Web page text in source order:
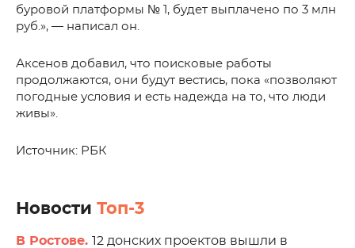
буровой платформы № 1, будет выплачено по 3 млн
руб.», — написал он.
Аксенов добавил, что поисковые работы
продолжаются, они будут вестись, пока «позволяют
погодные условия и есть надежда на то, что люди
живы».
Источник: РБК
Новости Топ-3
В Ростове. 12 донских проектов вышли в